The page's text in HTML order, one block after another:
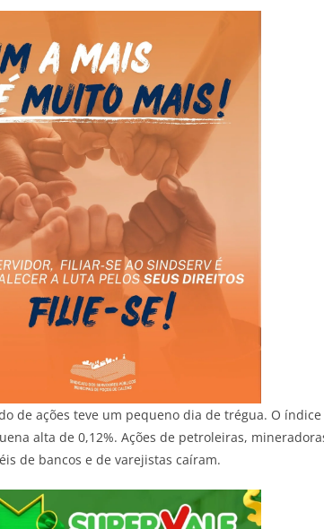
de ações teve um pequeno dia de trégua. O
alta de 0,12%. Ações de petroleiras,
de bancos e de varejistas caíram.